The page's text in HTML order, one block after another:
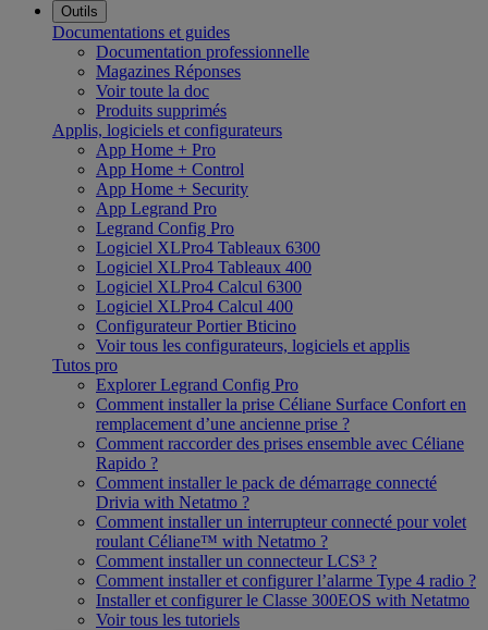
Outils
Documentations et guides
Documentation professionnelle
Magazines Réponses
Voir toute la doc
Produits supprimés
Applis, logiciels et configurateurs
App Home + Pro
App Home + Control
App Home + Security
App Legrand Pro
Legrand Config Pro
Logiciel XLPro4 Tableaux 6300
Logiciel XLPro4 Tableaux 400
Logiciel XLPro4 Calcul 6300
Logiciel XLPro4 Calcul 400
Configurateur Portier Bticino
Voir tous les configurateurs, logiciels et applis
Tutos pro
Explorer Legrand Config Pro
Comment installer la prise Céliane Surface Confort en
remplacement d’une ancienne prise ?
Comment raccorder des prises ensemble avec Céliane
Rapido ?
Comment installer le pack de démarrage connecté
Drivia with Netatmo ?
Comment installer un interrupteur connecté pour volet
roulant Céliane™ with Netatmo ?
Comment installer un connecteur LCS³ ?
Comment installer et configurer l’alarme Type 4 radio ?
Installer et configurer le Classe 300EOS with Netatmo
Voir tous les tutoriels